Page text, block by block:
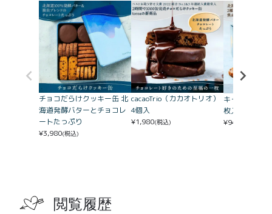
チョコだらけクッキー缶 北
海道発酵バターとチョコレ
ートたっぷり
¥3,980(税込)
cacaoTrio（カカオトリオ）
4個入
¥1,980(税込)
キャラメルチ
枚入
¥940
閲覧履歴